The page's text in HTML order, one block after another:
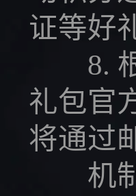
证等好
8. 根
礼包官
将通过
机制